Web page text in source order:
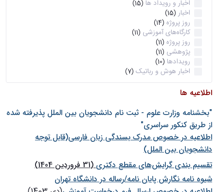
اخبار و رویداد ها (15)
اخبار (15)
روز پروژه (14)
کارگاه‌های آموزشی (11)
روز پروژه (11)
پژوهشی (11)
رویدادها (10)
اخبار هوش و رباتیک (7)
اطلاعیه ها
"بخشنامه وزارت علوم - ثبت نام دانشجويان بين الملل پذيرفته شده
از طريق كنكور سراسری"
اطلاعیه در خصوص مدرک بسندگی زبان فارسی(قابل توجه
دانشجویان بین الملل)
تقسیم بندی گرایش‌های مقطع دکتری(31 فروردین 1404)
شيوه نامه نگارش پايان نامه/رساله در دانشگاه تهران